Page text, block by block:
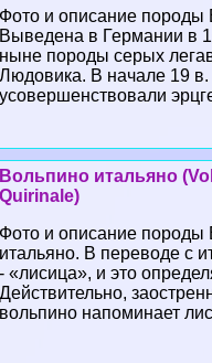
Фото и описание породы
Выведена в Германии в
ныне породы серых
Людовика. В начале 19 в.
усовершенствовали
Вольпино итальяно
Quirinale)
Фото и описание породы
итальяно. В переводе с
- «лисица», и это
Действительно,
вольпино напоминает